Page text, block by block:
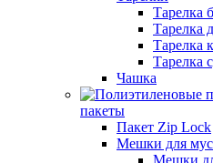
Тарелка
Тарелка
Тарелка
Тарелка
Чашка
пакеты
Пакет Zip Lock
Мешки для
Мешки